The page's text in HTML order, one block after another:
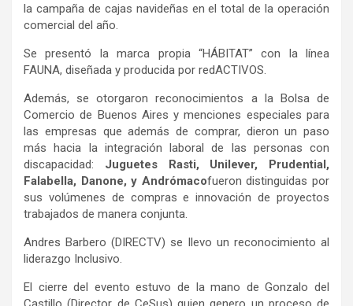
la campaña de cajas navideñas en el total de la operación
comercial del año.
Se presentó la marca propia “HÁBITAT” con la línea
FAUNA, diseñada y producida por redACTIVOS.
Además, se otorgaron reconocimientos a la Bolsa de
Comercio de Buenos Aires y menciones especiales para
las empresas que además de comprar, dieron un paso
más hacia la integración laboral de las personas con
discapacidad: Juguetes Rasti, Unilever, Prudential,
Falabella, Danone, y Andrómacofueron distinguidas por
sus volúmenes de compras e innovación de proyectos
trabajados de manera conjunta.
Andres Barbero (DIRECTV) se llevo un reconocimiento al
liderazgo Inclusivo.
El cierre del evento estuvo de la mano de Gonzalo del